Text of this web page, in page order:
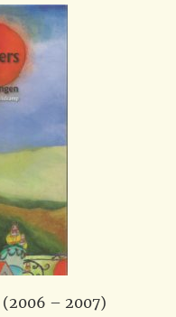
(2006 – 2007)